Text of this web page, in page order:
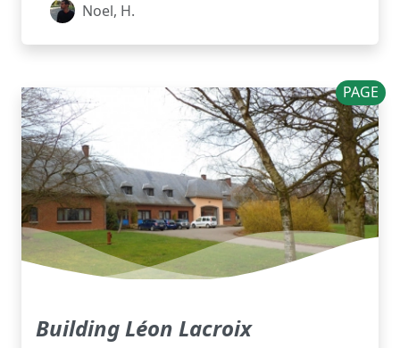
Noel, H.
PAGE
Building Léon Lacroix